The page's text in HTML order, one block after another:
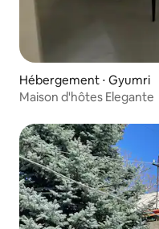
Hébergement ⋅ Gyumri
Maison d'hôtes Elegante